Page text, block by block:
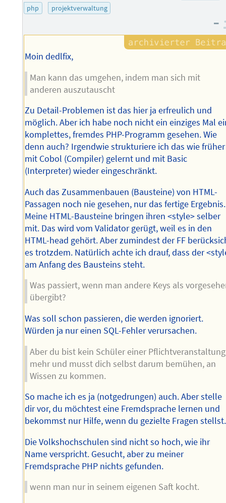
php
projektverwaltung
–
Moin dedlfix,
Man kann das umgehen, indem man sich mit
anderen auszutauscht
Zu Detail-Problemen ist das hier ja erfreulich und
möglich. Aber ich habe noch nicht ein einziges Mal
komplettes, fremdes PHP-Programm gesehen. Wie
denn auch? Irgendwie strukturiere ich das wie früher
mit Cobol (Compiler) gelernt und mit Basic
(Interpreter) wieder eingeschränkt.
Auch das Zusammenbauen (Bausteine) von HTML-
Passagen noch nie gesehen, nur das fertige Ergebnis.
Meine HTML-Bausteine bringen ihren <style> selber
mit. Das wird vom Validator gerügt, weil es in den
HTML-head gehört. Aber zumindest der FF
es trotzdem. Natürlich achte ich drauf, dass der
am Anfang des Bausteins steht.
Was passiert, wenn man andere Keys als
übergibt?
Was soll schon passieren, die werden ignoriert.
Würden ja nur einen SQL-Fehler verursachen.
Aber du bist kein Schüler einer Pflichtveranstaltung
mehr und musst dich selbst darum bemühen, an
Wissen zu kommen.
So mache ich es ja (notgedrungen) auch. Aber stelle
dir vor, du möchtest eine Fremdsprache lernen und
bekommst nur Hilfe, wenn du gezielte Fragen stellst.
Die Volkshochschulen sind nicht so hoch, wie ihr
Name verspricht. Gesucht, aber zu meiner
Fremdsprache PHP nichts gefunden.
wenn man nur in seinem eigenen Saft kocht.